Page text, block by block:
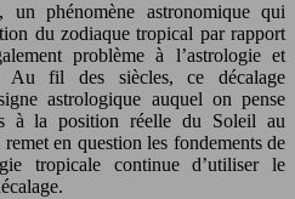
un phénomène astronomique qui
du zodiaque tropical par rapport
problème à l’astrologie et
Au fil des siècles, ce décalage
astrologique auquel on pense
à la position réelle du Soleil au
en question les fondements de
tropicale continue d’utiliser le